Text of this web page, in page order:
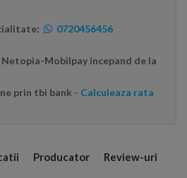
0720456456
Mobilpay incepand de la
prin tbi bank - Calculeaza rata
Producator Review-uri